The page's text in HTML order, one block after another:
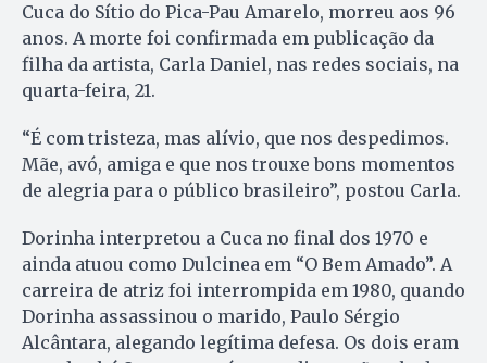
Cuca do Sítio do Pica-Pau Amarelo, morreu aos 96
anos. A morte foi confirmada em publicação da
filha da artista, Carla Daniel, nas redes sociais, na
quarta-feira, 21.
“É com tristeza, mas alívio, que nos despedimos.
Mãe, avó, amiga e que nos trouxe bons momentos
de alegria para o público brasileiro”, postou Carla.
Dorinha interpretou a Cuca no final dos 1970 e
ainda atuou como Dulcinea em “O Bem Amado”. A
carreira de atriz foi interrompida em 1980, quando
Dorinha assassinou o marido, Paulo Sérgio
Alcântara, alegando legítima defesa. Os dois eram